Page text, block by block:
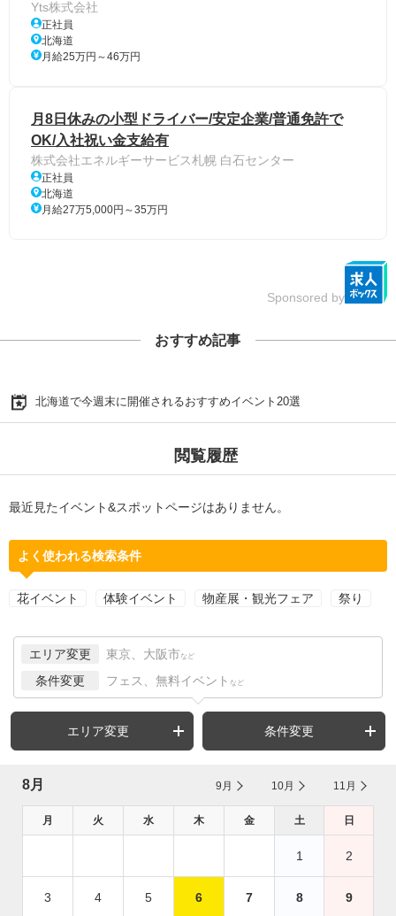
Yts株式会社
正社員
北海道
月給25万円～46万円
月8日休みの小型ドライバー/安定企業/普通免許で
OK/入社祝い金支給有
株式会社エネルギーサービス札幌 白石センター
正社員
北海道
月給27万5,000円～35万円
Sponsored by
おすすめ記事
北海道で今週末に開催されるおすすめイベント20選
閲覧履歴
最近見たイベント&スポットページはありません。
よく使われる検索条件
花イベント 体験イベント 物産展・観光フェア 祭り
エリア変更 東京、大阪市 など
条件変更 フェス、無料イベント など
エリア変更 条件変更
8月 9月 10月 11月
月 火 水 木 金 土 日
1 2
3 4 5 6 7 8 9